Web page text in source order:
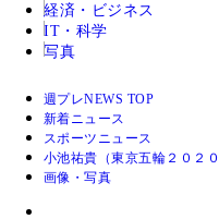
経済・ビジネス
IT・科学
写真
週プレNEWS TOP
新着ニュース
スポーツニュース
小池祐貴（東京五輪２０２
画像・写真